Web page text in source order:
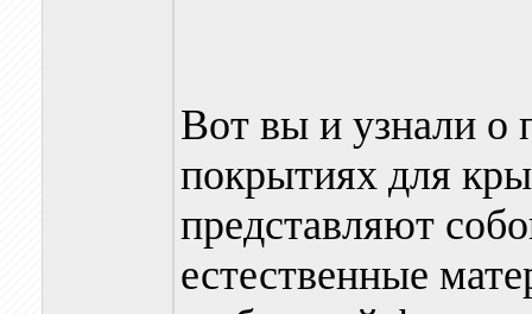
Вот вы и узнали о
покрытиях для
представляют
естественные